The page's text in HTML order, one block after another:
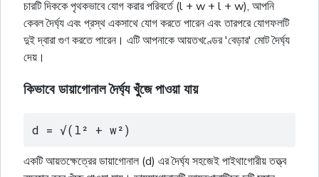
চারটি দিককে পৃথকভাবে যোগ করার পরিবর্তে (l + w + l + w), আপনি
কেবল দৈর্ঘ্য এবং প্রস্থ একসাথে যোগ করতে পারেন এবং তারপরে যোগফলটি
দুই দ্বারা গুণ করতে পারেন। এটি আপনাকে আয়তখণ্ডের 'বেড়ার' মোট দৈৰ্ঘ্য
দেয়।
কিভাবে ডায়াগোনাল দৈর্ঘ্য খুঁজে পাওয়া যায়
d = √(l² + w²)
একটি আয়তক্ষেত্রের ডায়াগোনাল (d) এর দৈর্ঘ্য সহজেই পাইথাগোরীয় তত্ত্ব